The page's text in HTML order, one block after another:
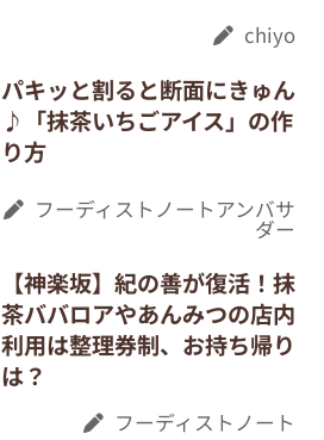
chiyo
パキッと割ると断面にきゅん
♪「抹茶いちごアイス」の作
り方
フーディストノートアンバサ
ダー
【神楽坂】紀の善が復活！抹
茶ババロアやあんみつの店内
利用は整理券制、お持ち帰り
は？
フーディストノート